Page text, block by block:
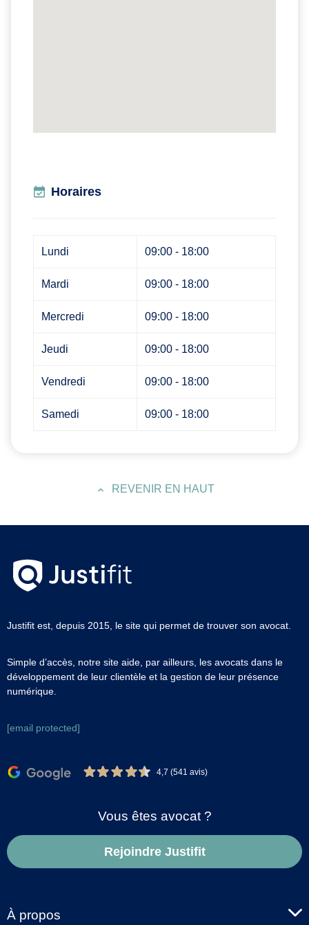
Horaires
Lundi 09:00 - 18:00
Mardi 09:00 - 18:00
Mercredi 09:00 - 18:00
Jeudi 09:00 - 18:00
Vendredi 09:00 - 18:00
Samedi 09:00 - 18:00
REVENIR EN HAUT
Justifit est, depuis 2015, le site qui permet de trouver son avocat.
Simple d’accès, notre site aide, par ailleurs, les avocats dans le
développement de leur clientèle et la gestion de leur présence
numérique.
[email protected]
4,7 (541 avis)
Vous êtes avocat ?
Rejoindre Justifit
À propos